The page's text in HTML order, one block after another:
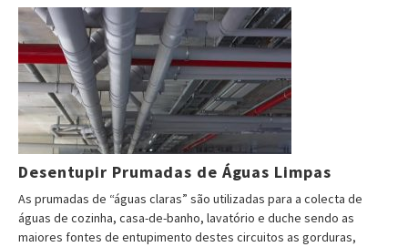
Desentupir Prumadas de Águas Limpas
As prumadas de “águas claras” são utilizadas para a colecta de
águas de cozinha, casa-de-banho, lavatório e duche sendo as
maiores fontes de entupimento destes circuitos as gorduras,